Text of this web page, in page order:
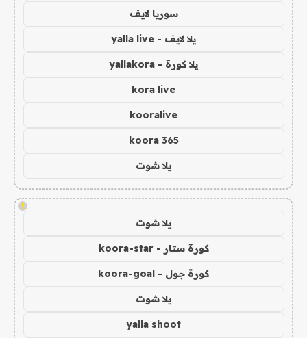
سوريا لايف
يلا لايف - yalla live
يلا كورة - yallakora
kora live
kooralive
koora 365
يلا شوت
!
يلا شوت
كورة ستار - koora-star
كورة جول - koora-goal
يلا شوت
yalla shoot